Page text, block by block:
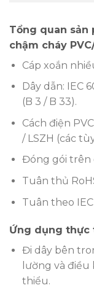
Tổng quan sản
chậm cháy PVC/
Cáp xoắn
Dây dẫn: IEC
(B 3 / B 33).
Cách điện
/ LSZH (các
Đóng gói trên
Tuân thủ
Tuân theo IEC
Ứng dụng thực
Đi dây bên
lường và
thiểu.